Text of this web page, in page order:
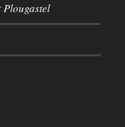
Plougastel